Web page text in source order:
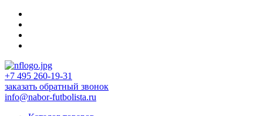
+7 495 260-19-31
заказать обратный звонок
info@nabor-futbolista.ru